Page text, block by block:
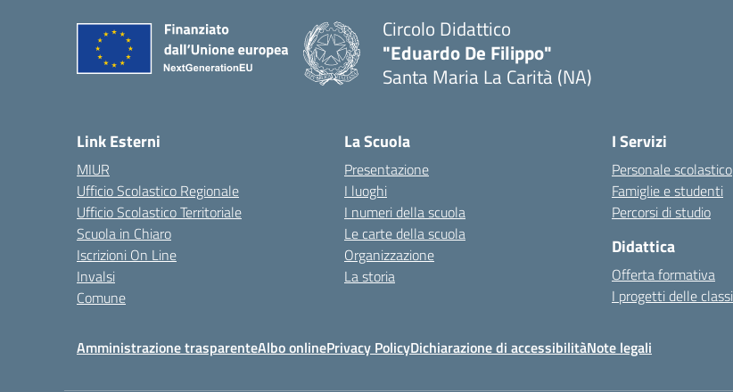
Circolo Didattico
"Eduardo De Filippo"
Santa Maria La Carità (NA)
Link Esterni
MIUR
Ufficio Scolastico Regionale
Ufficio Scolastico Territoriale
Scuola in Chiaro
Iscrizioni On Line
Invalsi
Comune
La Scuola
Presentazione
I luoghi
I numeri della scuola
Le carte della scuola
Organizzazione
La storia
I Servizi
Personale scolastico
Famiglie e studenti
Percorsi di studio
Didattica
Offerta formativa
I progetti delle classi
Amministrazione trasparenteAlbo onlinePrivacy PolicyDichiarazione di accessibilitàNote legali